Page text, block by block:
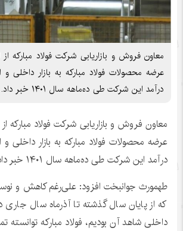
درآمد این شرکت طی ده‌ماهه سال ۱۴۰۱ خبر داد.
درآمد این شرکت طی ده‌ماهه سال ۱۴۰۱ خبر داد.
طهمورث جوانبخت افزود: علی‌رغم کاهش و
که از پایان سال گذشته تا آذرماه سال جاری
داخلی شاهد آن بودیم، فولاد مبارکه توانسته